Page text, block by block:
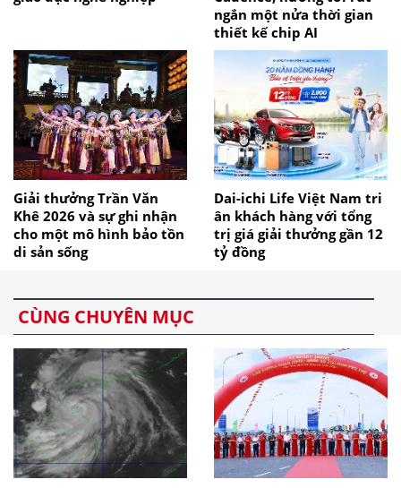
ngắn một nửa thời gian
thiết kế chip AI
Giải thưởng Trần Văn
Khê 2026 và sự ghi nhận
cho một mô hình bảo tồn
di sản sống
Dai-ichi Life Việt Nam tri
ân khách hàng với tổng
trị giá giải thưởng gần 12
tỷ đồng
CÙNG CHUYÊN MỤC